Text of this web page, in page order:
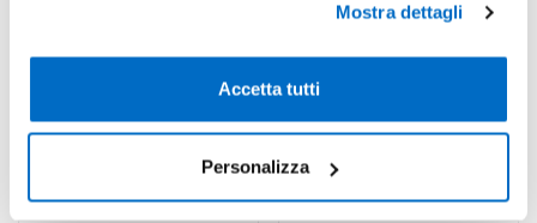
Mostra dettagli
Accetta tutti
Personalizza
Antistress Seyku Mini Puzzle Mazinger